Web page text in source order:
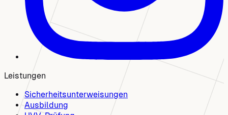
Leistungen
Sicherheitsunterweisungen
Ausbildung